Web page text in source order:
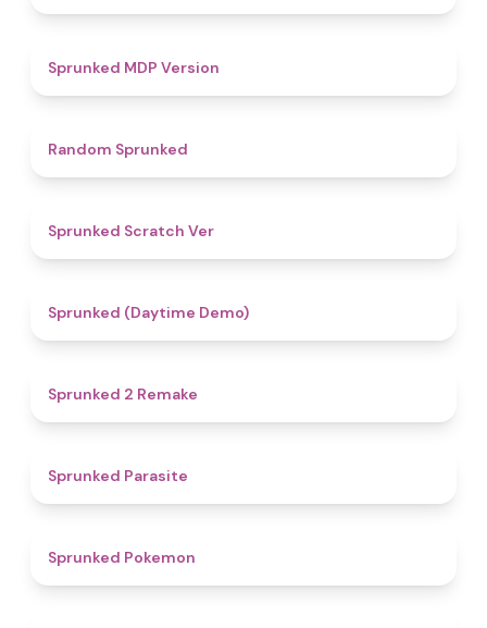
Sprunked MDP Version
Random Sprunked
Sprunked Scratch Ver
Sprunked (Daytime Demo)
Sprunked 2 Remake
Sprunked Parasite
Sprunked Pokemon